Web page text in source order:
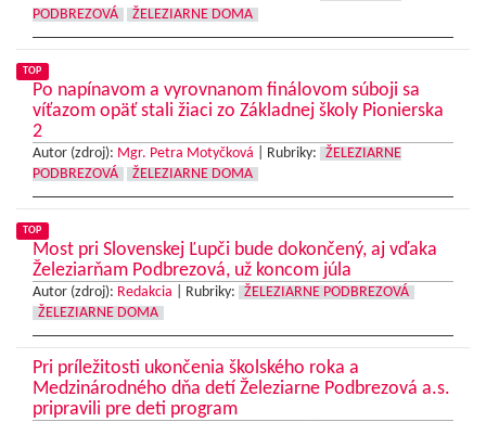
PODBREZOVÁ
ŽELEZIARNE DOMA
TOP
Po napínavom a vyrovnanom finálovom súboji sa
víťazom opäť stali žiaci zo Základnej školy Pionierska
2
Autor (zdroj): Mgr. Petra Motyčková Rubriky:
ŽELEZIARNE
PODBREZOVÁ
ŽELEZIARNE DOMA
TOP
Most pri Slovenskej Ľupči bude dokončený, aj vďaka
Železiarňam Podbrezová, už koncom júla
Autor (zdroj): Redakcia Rubriky:
ŽELEZIARNE PODBREZOVÁ
ŽELEZIARNE DOMA
Pri príležitosti ukončenia školského roka a
Medzinárodného dňa detí Železiarne Podbrezová a.s.
pripravili pre deti program